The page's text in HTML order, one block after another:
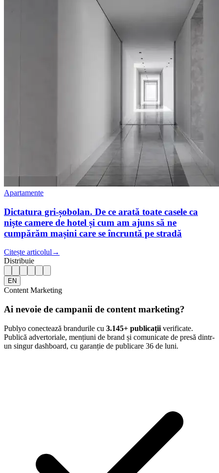
Apartamente
Dictatura gri-șobolan. De ce arată toate casele ca
niște camere de hotel și cum am ajuns să ne
cumpărăm mașini care se încruntă pe stradă
Citește articolul →
Distribuie
EN
Content Marketing
Ai nevoie de campanii de content marketing?
Publyo conectează brandurile cu 3.145+ publicații verificate.
Publică advertoriale, mențiuni de brand și comunicate de presă dintr-
un singur dashboard, cu garanție de publicare 36 de luni.